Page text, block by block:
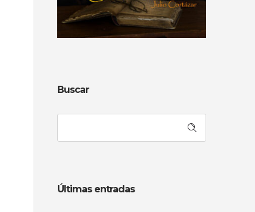
Buscar
Últimas entradas